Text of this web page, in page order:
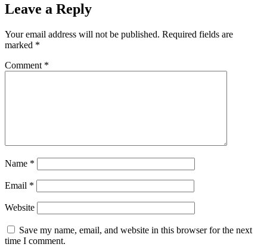
Leave a Reply
Your email address will not be published. Required fields are
marked *
Comment *
Name *
Email *
Website
Save my name, email, and website in this browser for the next
time I comment.